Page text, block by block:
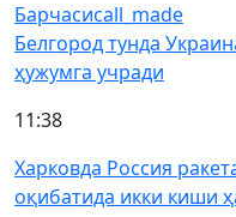
Барчасиcall_made
Белгород тунда
ҳужумга учради
11:38
Харковда Россия
оқибатида икки киши